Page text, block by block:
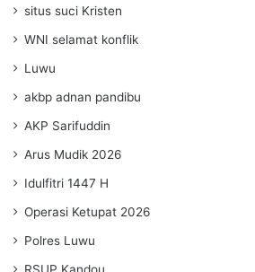
situs suci Kristen
WNI selamat konflik
Luwu
akbp adnan pandibu
AKP Sarifuddin
Arus Mudik 2026
Idulfitri 1447 H
Operasi Ketupat 2026
Polres Luwu
RSUP Kandou